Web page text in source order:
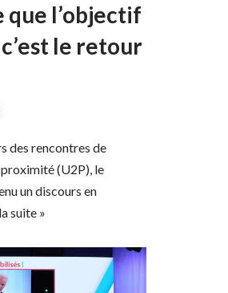
que l’objectif
le retour
des rencontres de
proximité (U2P), le
un discours en
suite »